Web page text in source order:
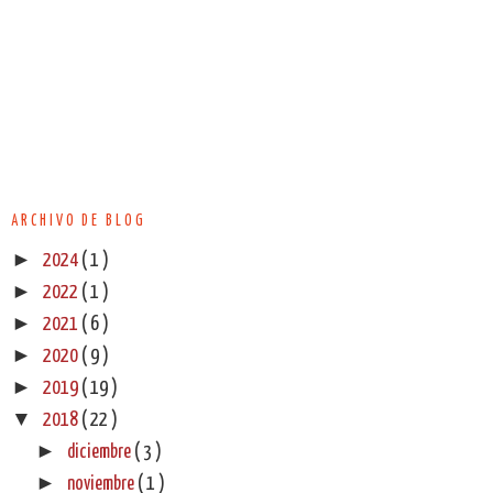
ARCHIVO DE BLOG
► 2024 ( 1 )
► 2022 ( 1 )
► 2021 ( 6 )
► 2020 ( 9 )
► 2019 ( 19 )
▼ 2018 ( 22 )
► diciembre ( 3 )
► noviembre ( 1 )